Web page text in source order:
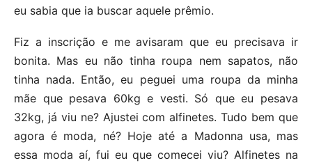
eu sabia que ia buscar aquele prêmio.
Fiz a inscrição e me avisaram que eu precisava ir
bonita. Mas eu não tinha roupa nem sapatos, não
tinha nada. Então, eu peguei uma roupa da minha
mãe que pesava 60kg e vesti. Só que eu pesava
32kg, já viu ne? Ajustei com alfinetes. Tudo bem que
agora é moda, né? Hoje até a Madonna usa, mas
essa moda aí, fui eu que comecei viu? Alfinetes na